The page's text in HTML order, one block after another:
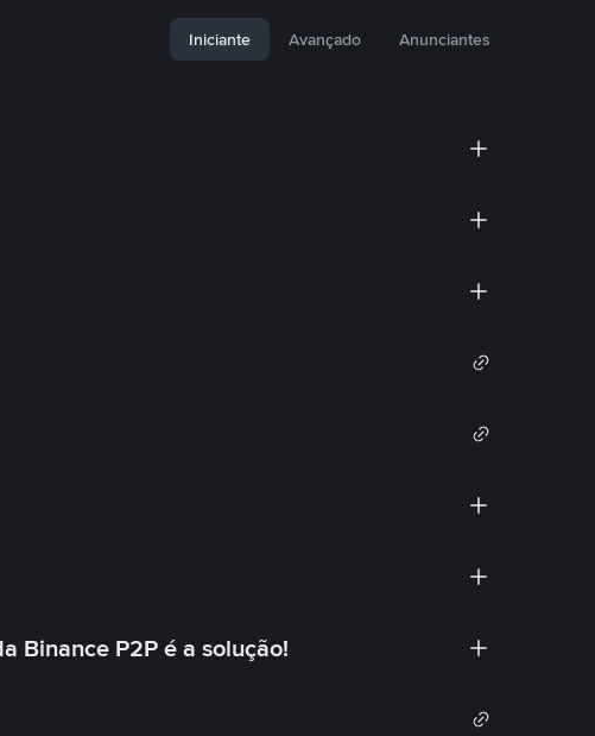
Iniciante Avançado Anunciantes
Binance P2P é a solução!